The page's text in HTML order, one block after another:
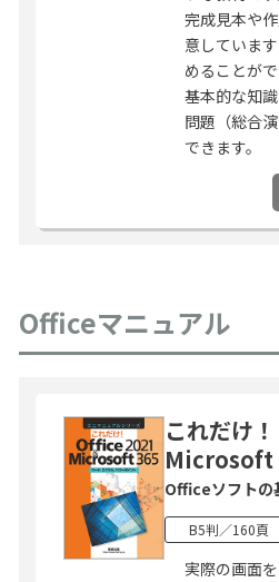
完成見本や
意していま
めることがで
基本的な知
問題（総合
できます。
Officeマニュアル
これだけ
Microsoft
Officeソフトの
B5判／160頁
実際の画面